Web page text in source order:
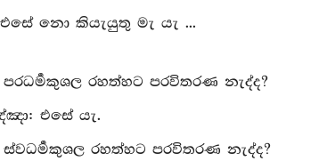
නො කියැයුතු මැ යැ ...
රහත්හට පරවිතරණ නැද්ද?
එසේ යැ.
රහත්හට පරවිතරණ නැද්ද?